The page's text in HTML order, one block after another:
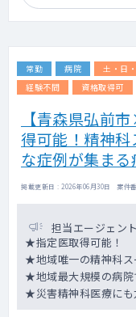
常勤 病院 土・日
経験不問
資格取得可
【青森県弘前
得可能！精神
な症例が集まる
掲載更新日 : 2026年06月30日 案件
担当エージェン
★指定医取得可能！
★地域唯一の精神科ス
★地域最大規模の病院
★災害精神科医療にも